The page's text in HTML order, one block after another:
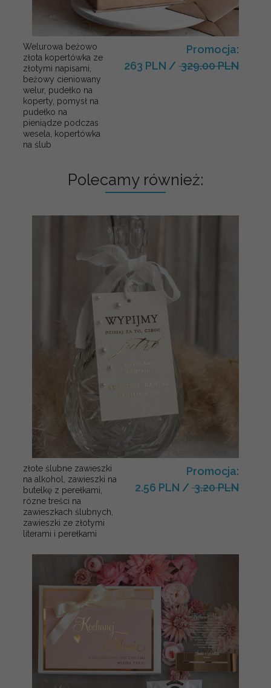
Welurowa beżowo
złota kopertówka ze
złotymi napisami,
beżowy cieniowany
welur, pudełko na
koperty, pomysł na
pudełko na
pieniądze podczas
wesela, kopertówka
na ślub
Promocja:
263 PLN / 329.00 PLN
Polecamy również:
złote ślubne zawieszki
na alkohol, zawieszki na
butelkę z perełkami,
rózne treści na
zawieszkach ślubnych,
zawieszki ze złotymi
literami i perełkami
Promocja:
2.56 PLN / 3.20 PLN